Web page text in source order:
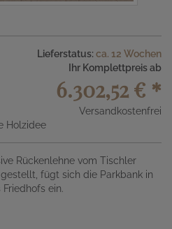
Lieferstatus: ca. 12 Wochen
Ihr Komplettpreis ab
6.302,52 € *
Versandkostenfrei
Holzidee
Rückenlehne vom Tischler
fügt sich die Parkbank in
ein.